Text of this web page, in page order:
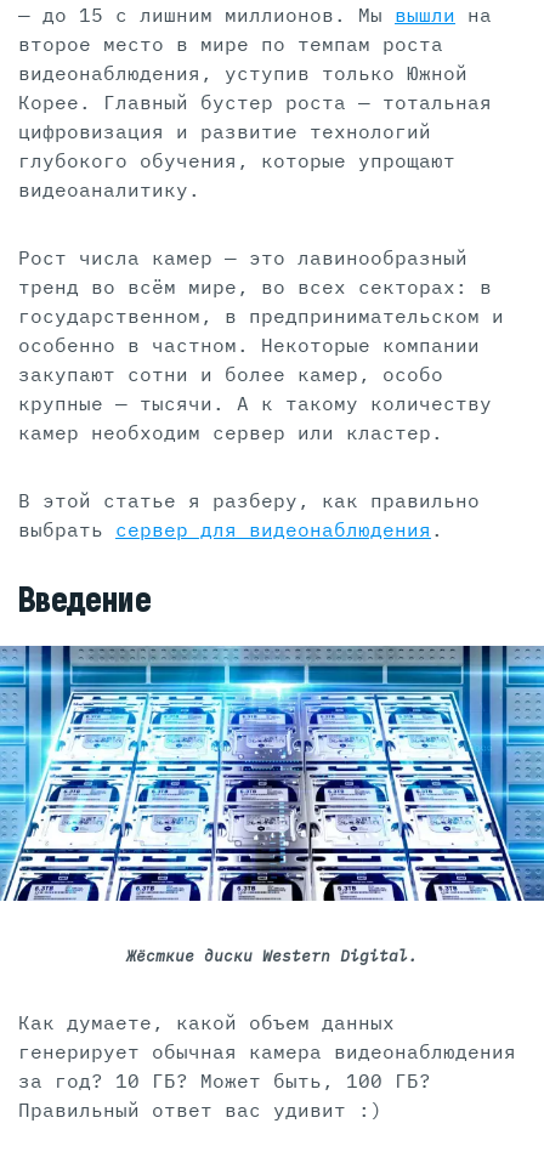
— до 15 с лишним миллионов. Мы вышли на
второе место в мире по темпам роста
видеонаблюдения, уступив только Южной
Корее. Главный бустер роста — тотальная
цифровизация и развитие технологий
глубокого обучения, которые упрощают
видеоаналитику.
Рост числа камер — это лавинообразный
тренд во всём мире, во всех секторах: в
государственном, в предпринимательском и
особенно в частном. Некоторые компании
закупают сотни и более камер, особо
крупные — тысячи. А к такому количеству
камер необходим сервер или кластер.
В этой статье я разберу, как правильно
выбрать сервер для видеонаблюдения .
Введение
Жёсткие диски Western Digital.
Как думаете, какой объем данных
генерирует обычная камера видеонаблюдения
за год? 10 ГБ? Может быть, 100 ГБ?
Правильный ответ вас удивит :)